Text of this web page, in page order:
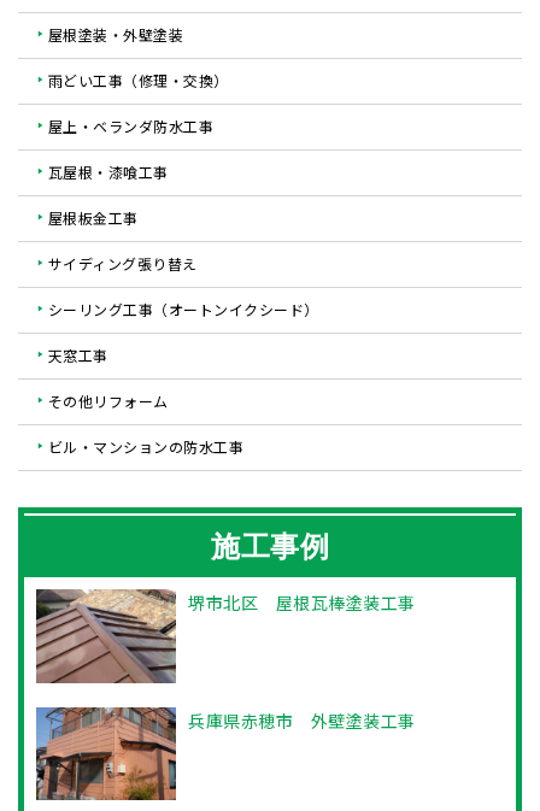
屋根塗装・外壁塗装
雨どい工事（修理・交換）
屋上・ベランダ防水工事
瓦屋根・漆喰工事
屋根板金工事
サイディング張り替え
シーリング工事（オートンイクシード）
天窓工事
その他リフォーム
ビル・マンションの防水工事
施工事例
堺市北区 屋根瓦棒塗装工事
兵庫県赤穂市 外壁塗装工事